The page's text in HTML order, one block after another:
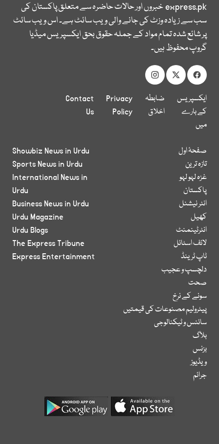
express.pkخبروں اور حالات حاضرہ سے متعلق پاکستان کی
سب سے زیادہ وزٹ کی جانے والی ویب سائٹ ہے۔ اس ویب سائٹ
پر شائع شدہ تمام مواد کے جملہ حقوق بحق ایکسپریس میڈیا
گروپ محفوظ ہیں۔
ایکسپریس
کے بارے
میں
ضابطہ
اخلاق
Privacy
Policy
Contact
Us
صفحۂ اول
تازہ ترین
غزہ لہو لہو
پاکستان
انٹر نیشنل
کھیل
انٹرٹینمنٹ
لائف اسٹائل
ٹاپ ٹرینڈ
دلچسپ و عجیب
صحت
سونے کے نرخ
پیٹرولیم مصنوعات کی قیمتیں
سائنس و ٹیکنالوجی
بلاگ
بزنس
ویڈیوز
جرائم
Showbiz News in Urdu
Sports News in Urdu
International News in
Urdu
Business News in Urdu
Urdu Magazine
Urdu Blogs
The Express Tribune
Express Entertainment